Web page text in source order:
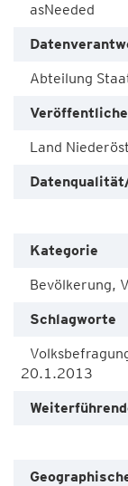
asNeeded
Abteilung
Land
Kategorie
Bevölkerung,
Schlagworte
20.1.2013